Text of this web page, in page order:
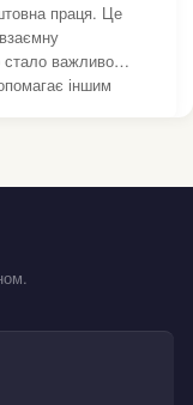
праця. Це
стало важливою
іншим